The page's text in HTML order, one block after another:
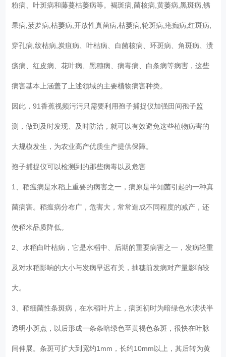
粉病、叶斑病和藤蔓枯萎病等。褐斑病,菌核病,黄萎病,黑斑病,锈
果病,菠萝病,枯萎病,开放性真菌病,枯萎病,轮斑病,疮痂病,红斑病,
穿孔病,纹枯病,炭疽病、叶枯病、白菌核病、环斑病、角斑病、溃
疡病、红皮病、花叶病、黑穗病、病毒病、白条病等病害，这些
病害基本上涵盖了上述领域的主要植物病害种类。
因此，91香蕉视频污污只需要利用孢子捕捉仪加强田间孢子监
测，做到及时发现、及时防治，就可以有效避免这些植物病害的
大规模发生，为农业高产优质生产提供保障。
孢子捕捉仪可以检测到的那些病毒以及危害
1、稻瘟病是水稻上重要的病害之一，病原是半知菌引起的一种真
菌病害。稻瘟病分布广，危害大，常常造成不同程度的减产，还
使稻米品质降低。
2、水稻白叶枯病，它是水稻中、后期的重要病害之一，发病轻重
及对水稻影响的大小与发病早迟有关，抽穗前发病对产量影响较
大。
3、稻细菌性条斑病，在水稻叶片上，病斑初时为暗绿色水渍状半
透明小斑点，以后形成一条条暗绿色至黄褐色条斑，很快在叶脉
间伸展。条斑可扩大到宽约1mm，长约10mm以上，其后转为黄